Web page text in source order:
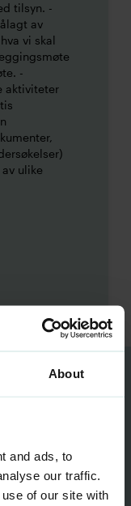
About
and ads, to
our traffic.
of our site with
tilsyn. -
av
vi skal
-
aktiviteter
ulike
virksomheten
dersom